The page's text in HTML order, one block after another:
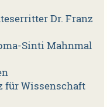
Dr. Franz
Sinti Mahnmal
für Wissenschaft